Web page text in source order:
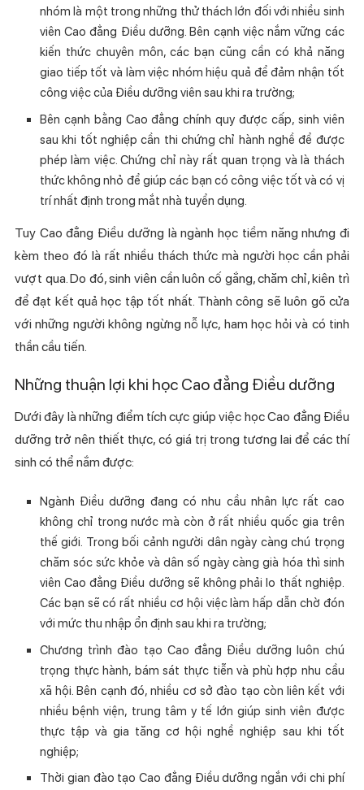
nhóm là một trong những thử thách lớn đối với nhiều sinh
viên Cao đẳng Điều dưỡng. Bên cạnh việc nắm vững các
kiến thức chuyên môn, các bạn cũng cần có khả năng
giao tiếp tốt và làm việc nhóm hiệu quả để đảm nhận tốt
công việc của Điều dưỡng viên sau khi ra trường;
Bên cạnh bằng Cao đẳng chính quy được cấp, sinh viên
sau khi tốt nghiệp cần thi chứng chỉ hành nghề để được
phép làm việc. Chứng chỉ này rất quan trọng và là thách
thức không nhỏ để giúp các bạn có công việc tốt và có vị
trí nhất định trong mắt nhà tuyển dụng.
Tuy Cao đẳng Điều dưỡng là ngành học tiềm năng nhưng đi
kèm theo đó là rất nhiều thách thức mà người học cần phải
vượt qua. Do đó, sinh viên cần luôn cố gắng, chăm chỉ, kiên trì
để đạt kết quả học tập tốt nhất. Thành công sẽ luôn gõ cửa
với những người không ngừng nỗ lực, ham học hỏi và có tinh
thần cầu tiến.
Những thuận lợi khi học Cao đẳng Điều dưỡng
Dưới đây là những điểm tích cực giúp việc học Cao đẳng Điều
dưỡng trở nên thiết thực, có giá trị trong tương lai để các thí
sinh có thể nắm được:
Ngành Điều dưỡng đang có nhu cầu nhân lực rất cao
không chỉ trong nước mà còn ở rất nhiều quốc gia trên
thế giới. Trong bối cảnh người dân ngày càng chú trọng
chăm sóc sức khỏe và dân số ngày càng già hóa thì sinh
viên Cao đẳng Điều dưỡng sẽ không phải lo thất nghiệp.
Các bạn sẽ có rất nhiều cơ hội việc làm hấp dẫn chờ đón
với mức thu nhập ổn định sau khi ra trường;
Chương trình đào tạo Cao đẳng Điều dưỡng luôn chú
trọng thực hành, bám sát thực tiễn và phù hợp nhu cầu
xã hội. Bên cạnh đó, nhiều cơ sở đào tạo còn liên kết với
nhiều bệnh viện, trung tâm y tế lớn giúp sinh viên được
thực tập và gia tăng cơ hội nghề nghiệp sau khi tốt
nghiệp;
Thời gian đào tạo Cao đẳng Điều dưỡng ngắn với chi phí